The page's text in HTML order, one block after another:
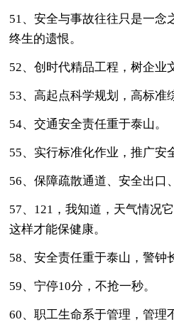
51、安全与事故往往只是一念
终生的遗恨。
52、创时代精品工程，树企业
53、高起点科学规划，高标准
54、交通安全责任重于泰山。
55、实行标准化作业，推广安
56、保障疏散通道、安全出口
57、121，我知道，天气情况
这样才能保健康。
58、安全责任重于泰山，警钟
59、宁停10分，不抢一秒。
60、职工生命系于管理，管理